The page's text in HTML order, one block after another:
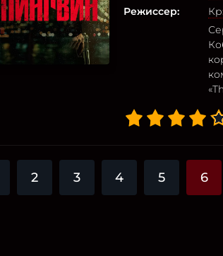
Режиссер:
2 3 4 5 6